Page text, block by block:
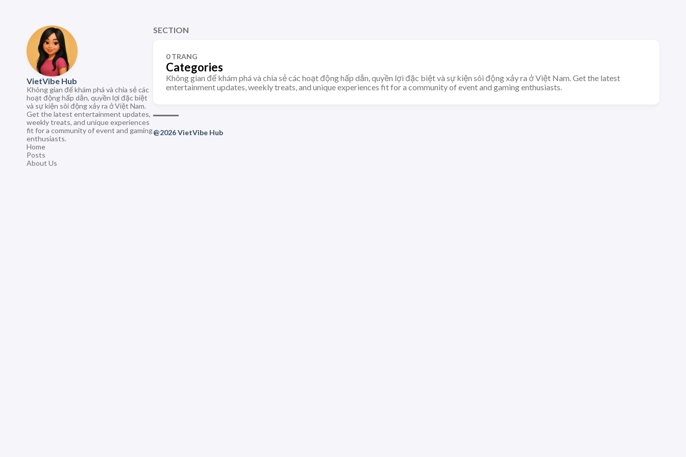
VietVibe Hub
Không gian để khám phá và chia sẻ các
hoạt động hấp dẫn, quyền lợi đặc biệt
và sự kiện sôi động xảy ra ở Việt Nam.
Get the latest entertainment updates,
weekly treats, and unique experiences
fit for a community of event and gaming
enthusiasts.
Home
Posts
About Us
SECTION
0 TRANG
Categories
Không gian để khám phá và chia sẻ các hoạt động hấp dẫn, quyền lợi đặc biệt và sự kiện sôi động xảy ra ở Việt Nam. Get the latest
entertainment updates, weekly treats, and unique experiences fit for a community of event and gaming enthusiasts.
@2026 VietVibe Hub